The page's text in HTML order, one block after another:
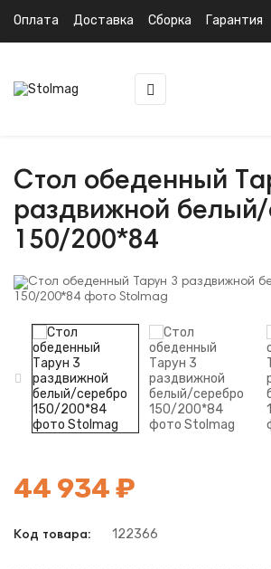
Оплата Доставка Сборка Гарантия
Toggle
navigation
☰
Стол обеденный
раздвижной
150/200*84
44 934 ₽
Код товара: 122366